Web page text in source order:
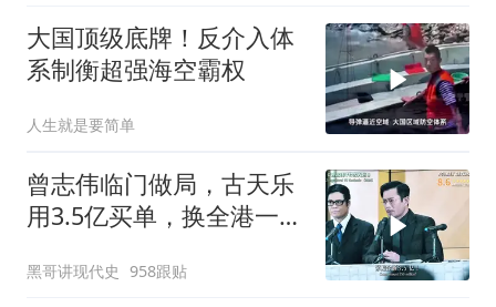
大国顶级底牌！反介入体
系制衡超强海空霸权
人生就是要简单
曾志伟临门做局，古天乐
用3.5亿买单，换全港一声
黑哥讲现代史 958跟贴